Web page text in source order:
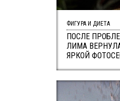
ПОСЛЕ
ЛИМА
ЯРКОЙ
ФИГУРА И ДИЕТА